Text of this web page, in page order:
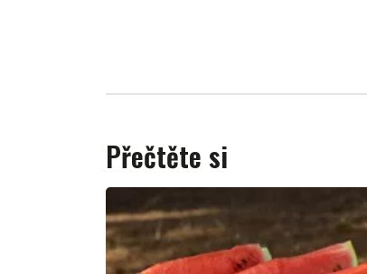
Přečtěte si